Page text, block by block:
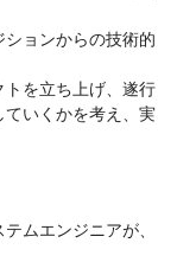
ョンからの技術的
を立ち上げ、遂行
ていくかを考え、実
ムエンジニアが、